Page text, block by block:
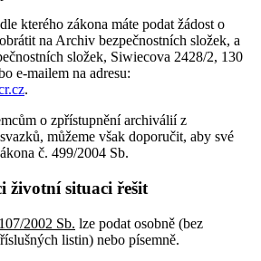
kterého zákona máte podat žádost o
na Archiv bezpečnostních složek, a
složek, Siwiecova 2428/2, 130
e-mailem na adresu:
.
o zpřístupnění archiválií z
můžeme však doporučit, aby své
č. 499/2004 Sb.
životní situaci řešit
2002 Sb. lze podat osobně (bez
listin) nebo písemně.